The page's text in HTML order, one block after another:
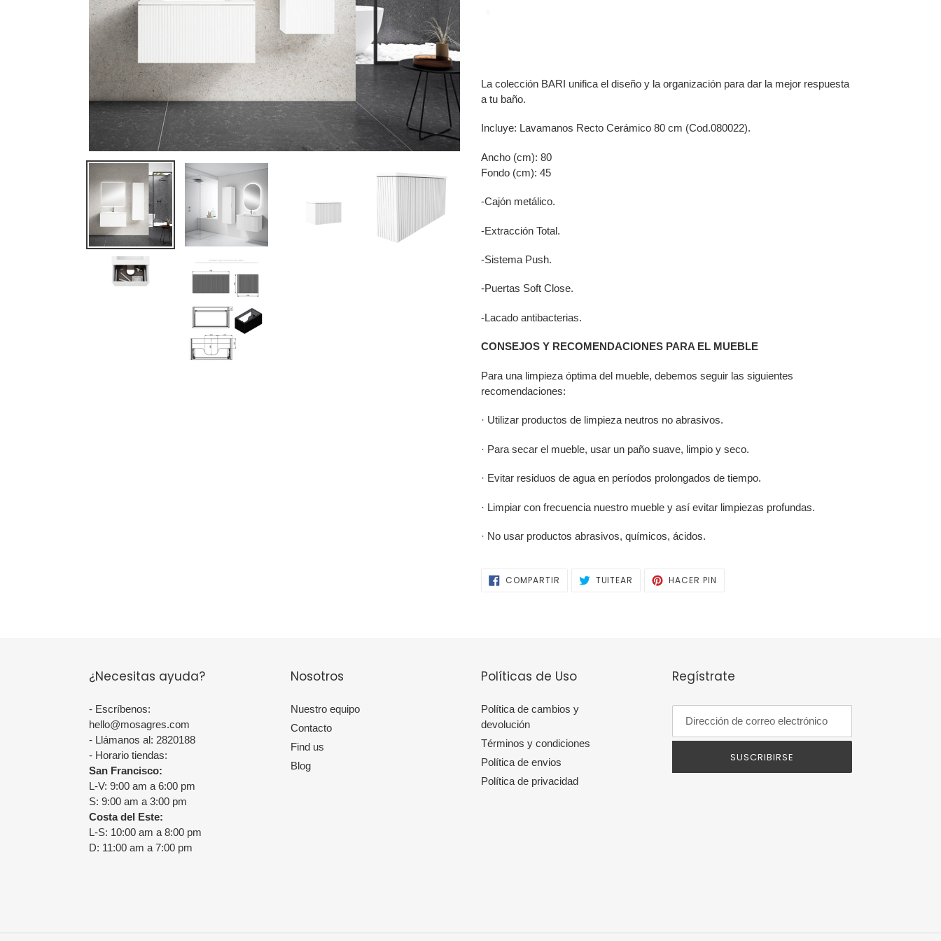
a
de
La colección BARI unifica el diseño y la organización para dar la mejor respuesta
a tu baño.
Incluye: Lavamanos Recto Cerámico 80 cm (Cod.080022).
Ancho (cm): 80
Fondo (cm): 45
-Cajón metálico.
-Extracción Total.
-Sistema Push.
-Puertas Soft Close.
-Lacado antibacterias.
CONSEJOS Y RECOMENDACIONES PARA EL MUEBLE
Para una limpieza óptima del mueble, debemos seguir las siguientes
recomendaciones:
· Utilizar productos de limpieza neutros no abrasivos.
· Para secar el mueble, usar un paño suave, limpio y seco.
· Evitar residuos de agua en períodos prolongados de tiempo.
· Limpiar con frecuencia nuestro mueble y así evitar limpiezas profundas.
· No usar productos abrasivos, químicos, ácidos.
COMPARTIR COMPARTIRTUITEAR TUITEARHACER PIN
¿Necesitas ayuda?
- Escríbenos:
hello@mosagres.com
- Llámanos al: 2820188
- Horario tiendas:
San Francisco:
L-V: 9:00 am a 6:00 pm
S: 9:00 am a 3:00 pm
Costa del Este:
L-S: 10:00 am a 8:00 pm
D: 11:00 am a 7:00 pm
Nosotros
Nuestro equipo
Contacto
Find us
Blog
Políticas de Uso
Política de cambios y
devolución
Términos y condiciones
Política de envios
Política de privacidad
Regístrate
SUSCRIBIRSE